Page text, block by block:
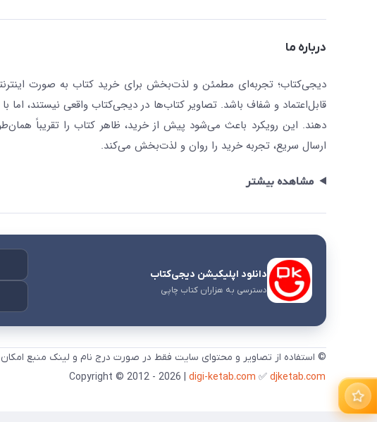
درباره ما
دیجی‌کتاب؛ تجربه‌ای مطمئن و لذت‌بخش برای خرید کتاب به صورت
قابل‌اعتماد و شفاف باشد. تصاویر کتاب‌ها در دیجی‌کتاب واقعی نیستند،
دهند. این رویکرد باعث می‌شود پیش از خرید، ظاهر کتاب را تقریباً
ارسال سریع، تجربه خرید را روان و لذت‌بخش می‌کند.
مشاهده بیشتر
دانلود اپلیکیشن دیجی‌کتاب
دسترسی به هزاران کتاب چاپی
© استفاده از تصاویر و محتوای سایت فقط در صورت درج نام و لینک منبع
digi-ketab.com ✅ djketab.com